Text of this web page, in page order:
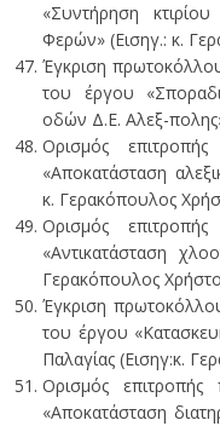
«Συντήρηση
Φερών» (Εισηγ.: κ.
Έγκριση
του έργου
οδών Δ.Ε. Αλεξ-
Ορισμός
«Αποκατάσταση
κ. Γερακόπουλος
Ορισμός
«Αντικατάσταση
Γερακόπουλος
Έγκριση
του έργου
Παλαγίας (Εισηγ:κ.
Ορισμός
«Αποκατάσταση